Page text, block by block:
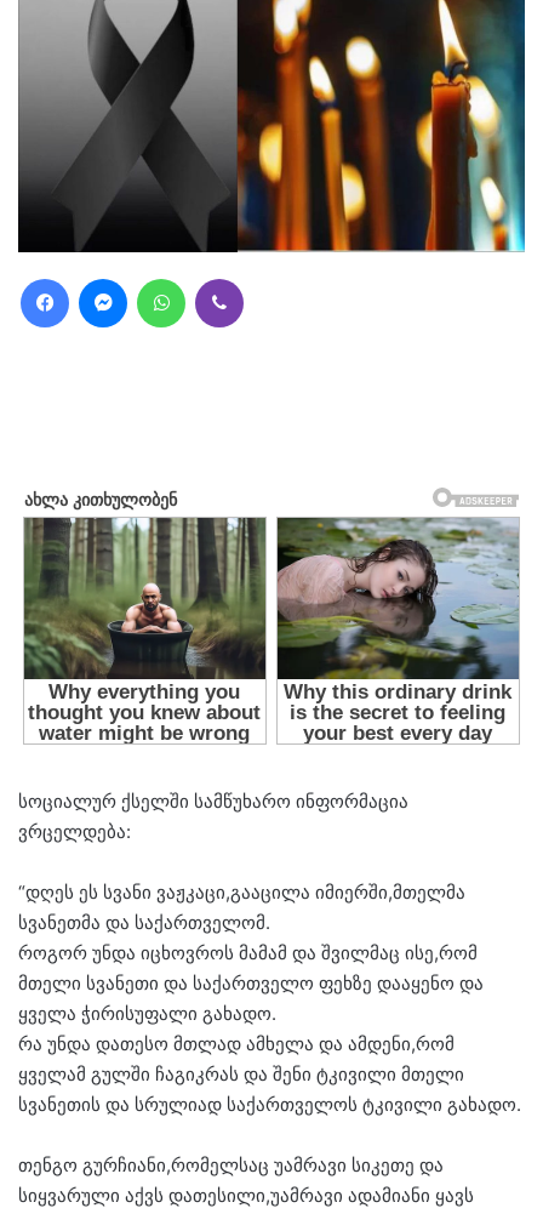
FacebookMessengerWhatsApp
სოციალურ ქსელში სამწუხარო ინფორმაცია
ვრცელდება:
“დღეს ეს სვანი ვაჟკაცი,გააცილა იმიერში,მთელმა
სვანეთმა და საქართველომ.
როგორ უნდა იცხოვროს მამამ და შვილმაც ისე,რომ
მთელი სვანეთი და საქართველო ფეხზე დააყენო და
ყველა ჭირისუფალი გახადო.
რა უნდა დათესო მთლად ამხელა და ამდენი,რომ
ყველამ გულში ჩაგიკრას და შენი ტკივილი მთელი
სვანეთის და სრულიად საქართველოს ტკივილი გახადო.
თენგო გურჩიანი,რომელსაც უამრავი სიკეთე და
სიყვარული აქვს დათესილი,უამრავი ადამიანი ყავს